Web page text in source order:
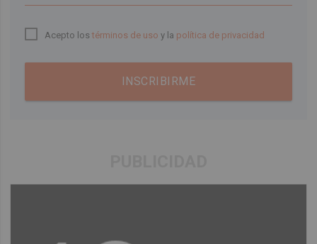
Acepto lostérminos de uso y la política de privacidad
INSCRIBIRME